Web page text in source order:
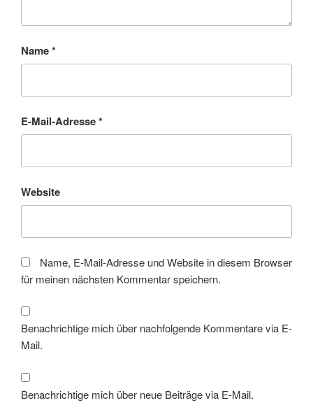
Name*
E-Mail-Adresse*
Website
Name, E-Mail-Adresse und Website in diesem Browser
für meinen nächsten Kommentar speichern.
Benachrichtige mich über nachfolgende Kommentare via E-
Mail.
Benachrichtige mich über neue Beiträge via E-Mail.